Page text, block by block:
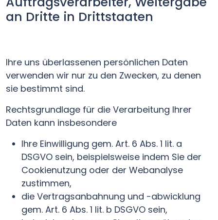
an Dritte in Drittstaaten
Ihre uns überlassenen persönlichen Daten
verwenden wir nur zu den Zwecken, zu denen
sie bestimmt sind.
Rechtsgrundlage für die Verarbeitung Ihrer
Daten kann insbesondere
Ihre Einwilligung gem. Art. 6 Abs. 1 lit. a
DSGVO sein, beispielsweise indem Sie der
Cookienutzung oder der Webanalyse
zustimmen,
die Vertragsanbahnung und -abwicklung
gem. Art. 6 Abs. 1 lit. b DSGVO sein,